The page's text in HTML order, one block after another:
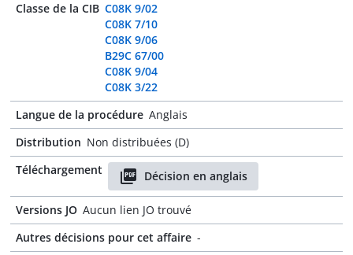
Classe de la CIB C08K 9/02
C08K 7/10
C08K 9/06
B29C 67/00
C08K 9/04
C08K 3/22
Langue de la procédure Anglais
Distribution Non distribuées (D)
Téléchargement
Décision en anglais
Versions JO Aucun lien JO trouvé
Autres décisions pour cet affaire -